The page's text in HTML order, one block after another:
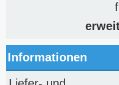
Informationen